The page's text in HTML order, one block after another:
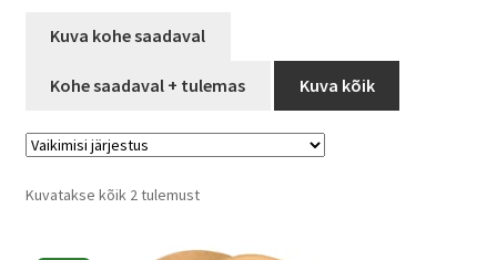
Mystery Box
Kassa
Võta ühendust
Kuva kohe saadaval
Kohe saadaval + tulemas Kuva kõik
Kuvatakse kõik 2 tulemust